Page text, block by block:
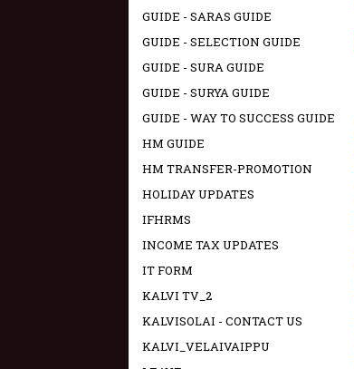
GUIDE - SARAS GUIDE
GUIDE - SELECTION GUIDE
GUIDE - SURA GUIDE
GUIDE - SURYA GUIDE
GUIDE - WAY TO SUCCESS GUIDE
HM GUIDE
HM TRANSFER-PROMOTION
HOLIDAY UPDATES
IFHRMS
INCOME TAX UPDATES
IT FORM
KALVI TV_2
KALVISOLAI - CONTACT US
KALVI_VELAIVAIPPU